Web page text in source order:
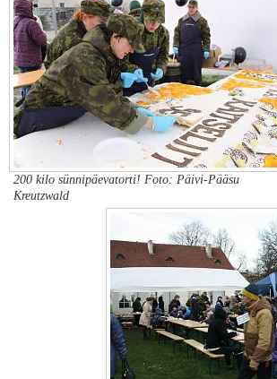
200 kilo sünnipäevatorti! Foto: Päivi-Pääsu
Kreutzwald